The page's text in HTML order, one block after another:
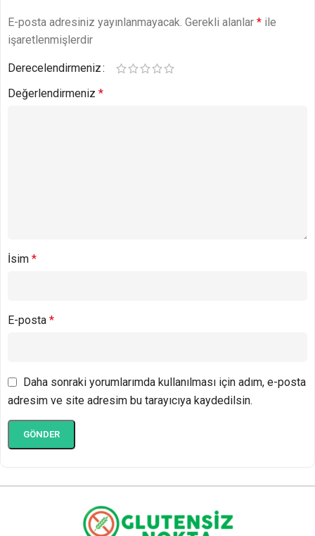
E-posta adresiniz yayınlanmayacak. Gerekli alanlar * ile
işaretlenmişlerdir
Derecelendirmeniz
Değerlendirmeniz *
İsim *
E-posta *
Daha sonraki yorumlarımda kullanılması için adım, e-posta
adresim ve site adresim bu tarayıcıya kaydedilsin.